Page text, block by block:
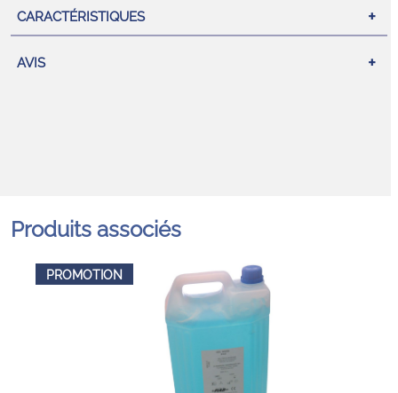
CARACTÉRISTIQUES
AVIS
Produits associés
PROMOTION